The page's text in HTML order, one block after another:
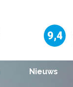
9,4
Nieuws